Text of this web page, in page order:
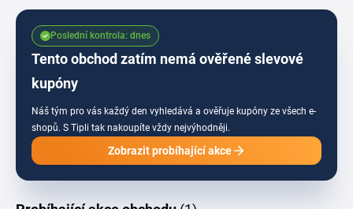
takže se na stránku vyplatí dívat pravidelně, ať ti neuteče žádná akce.
Tento obchod zatím nemá ověřené slevové
kupóny
Náš tým pro vás každý den vyhledává a ověřuje kupóny ze všech e-
shopů. S Tipli tak nakoupíte vždy nejvýhodněji.
Poslední kontrola: dnes
Zobrazit probíhající akce